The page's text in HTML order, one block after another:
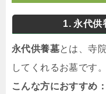
1. 永代供
永代供養墓とは、寺
してくれるお墓です。
こんな方におすすめ：